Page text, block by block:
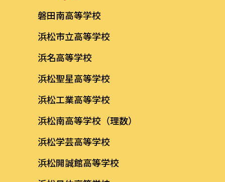
磐田南高等学校
浜松市立高等学校
浜名高等学校
浜松聖星高等学校
浜松工業高等学校
浜松南高等学校（理数）
浜松学芸高等学校
浜松開誠館高等学校